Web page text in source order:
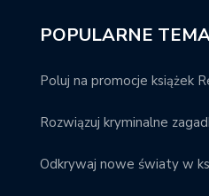
POPULARNE
Poluj na promocje książek
Rozwiązuj kryminalne
Odkrywaj nowe światy w